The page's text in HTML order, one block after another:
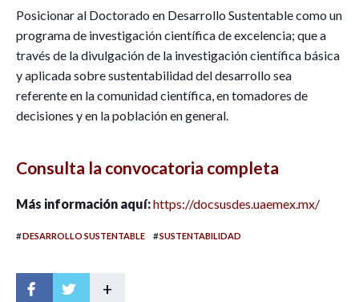
Posicionar al Doctorado en Desarrollo Sustentable como un
programa de investigación científica de excelencia; que a
través de la divulgación de la investigación científica básica
y aplicada sobre sustentabilidad del desarrollo sea
referente en la comunidad científica, en tomadores de
decisiones y en la población en general.
Consulta la convocatoria completa
Más información aquí:https://docsusdes.uaemex.mx/
#DESARROLLO SUSTENTABLE #SUSTENTABILIDAD
+